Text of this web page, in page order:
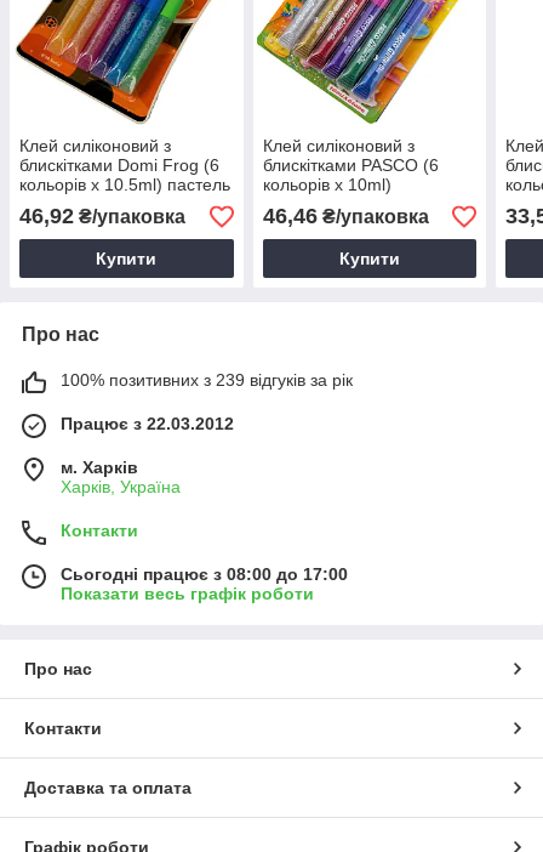
Клей силіконовий з
блискітками Domi Frog (6
кольорів x 10.5ml) пастель
перламутр
46,92 ₴/упаковка
Купити
Клей силіконовий з
блискітками PASCO (6
кольорів х 10ml)
46,46₴/упаковка
Купити
Про нас
100% позитивних з 239 відгуків за рік
Працює з 22.03.2012
м. Харків
Харків, Україна
Контакти
Сьогодні працює з 08:00 до 17:00
Показати весь графік роботи
Про нас
Контакти
Доставка та оплата
Графік роботи